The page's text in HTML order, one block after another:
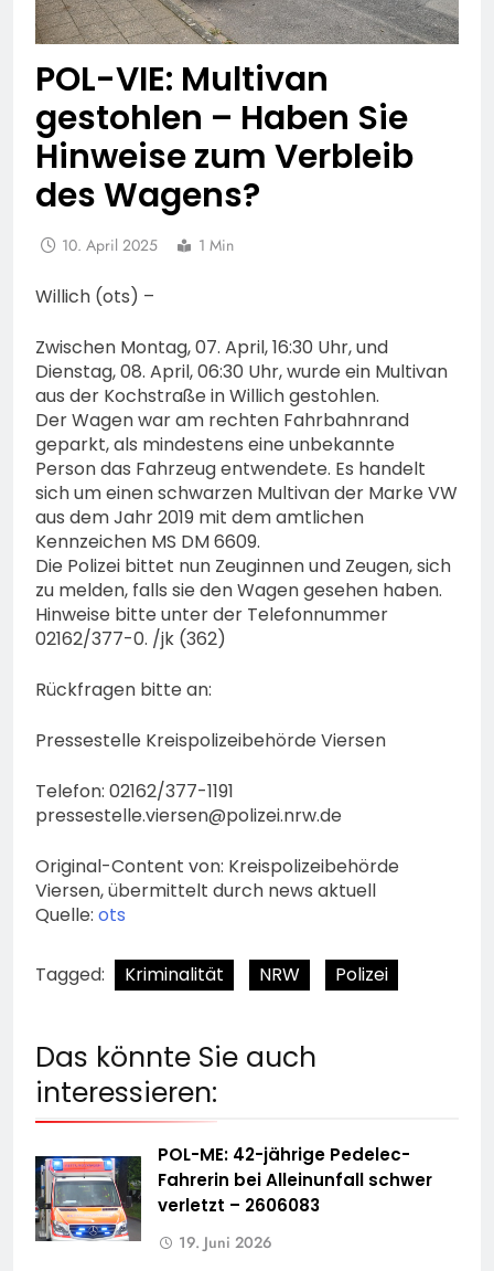
POL-VIE: Multivan
gestohlen – Haben Sie
Hinweise zum Verbleib
des Wagens?
10. April 2025 1 Min
Willich (ots) –
Zwischen Montag, 07. April, 16:30 Uhr, und
Dienstag, 08. April, 06:30 Uhr, wurde ein Multivan
aus der Kochstraße in Willich gestohlen.
Der Wagen war am rechten Fahrbahnrand
geparkt, als mindestens eine unbekannte
Person das Fahrzeug entwendete. Es handelt
sich um einen schwarzen Multivan der Marke VW
aus dem Jahr 2019 mit dem amtlichen
Kennzeichen MS DM 6609.
Die Polizei bittet nun Zeuginnen und Zeugen, sich
zu melden, falls sie den Wagen gesehen haben.
Hinweise bitte unter der Telefonnummer
02162/377-0. /jk (362)
Rückfragen bitte an:
Pressestelle Kreispolizeibehörde Viersen
Telefon: 02162/377-1191
pressestelle.viersen@polizei.nrw.de
Original-Content von: Kreispolizeibehörde
Viersen, übermittelt durch news aktuell
Quelle: ots
Tagged: Kriminalität NRW Polizei
Das könnte Sie auch
interessieren:
POL-ME: 42-jährige Pedelec-
Fahrerin bei Alleinunfall schwer
verletzt – 2606083
19. Juni 2026